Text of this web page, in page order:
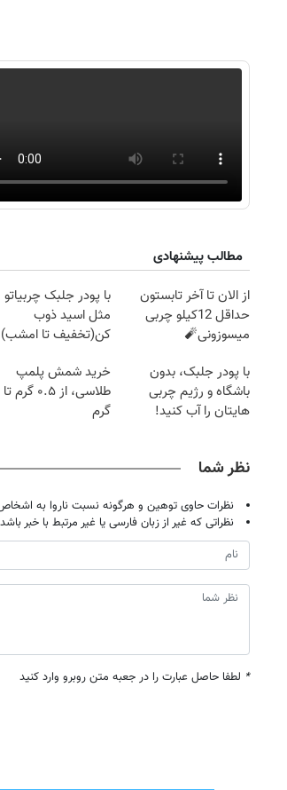
مطالب پیشنهادی
از الان تا آخر تابستون
حداقل 12کیلو چربی
میسوزونی🧨
با پودر جلبک چربیاتو
مثل اسید ذوب
کن(تخفیف تا امشب)
با پودر جلبک، بدون
باشگاه و رژیم چربی
هایتان را آب کنید!
خرید شمش پلمپ
گرم
نظر شما
نظرات حاوی توهین و هرگونه نسبت ناروا به
نظراتی که غیر از زبان فارسی یا غیر مرتبط با خبر
* لطفا حاصل عبارت را در جعبه متن روبرو وارد کنید